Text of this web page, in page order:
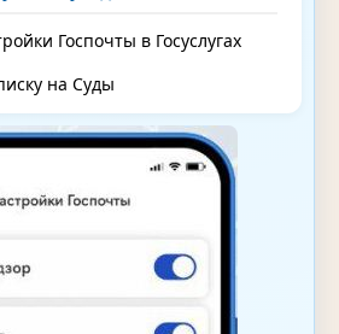
Госпочты в Госуслугах
на Суды